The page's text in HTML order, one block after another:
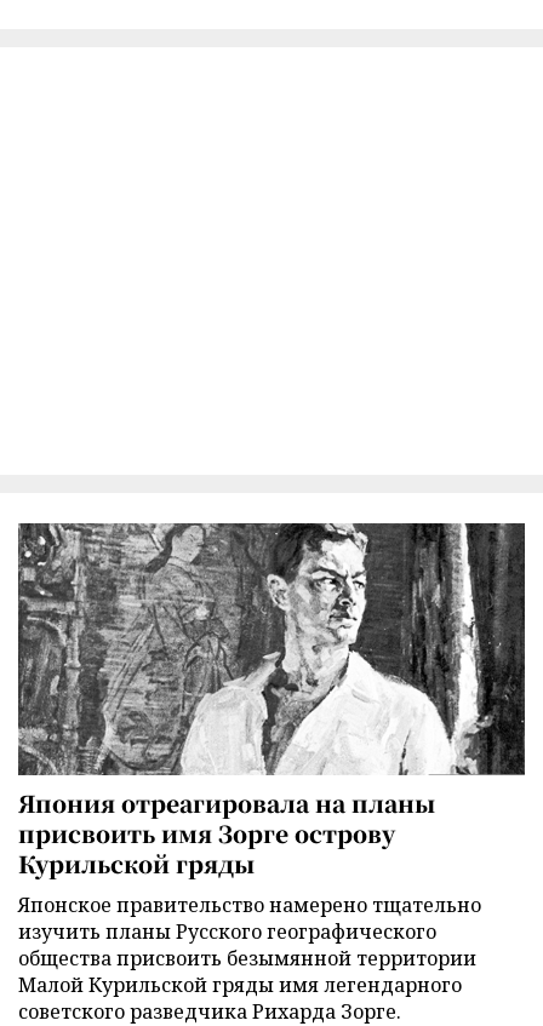
Япония отреагировала на планы
присвоить имя Зорге острову
Курильской гряды
Японское правительство намерено тщательно
изучить планы Русского географического
общества присвоить безымянной территории
Малой Курильской гряды имя легендарного
советского разведчика Рихарда Зорге.